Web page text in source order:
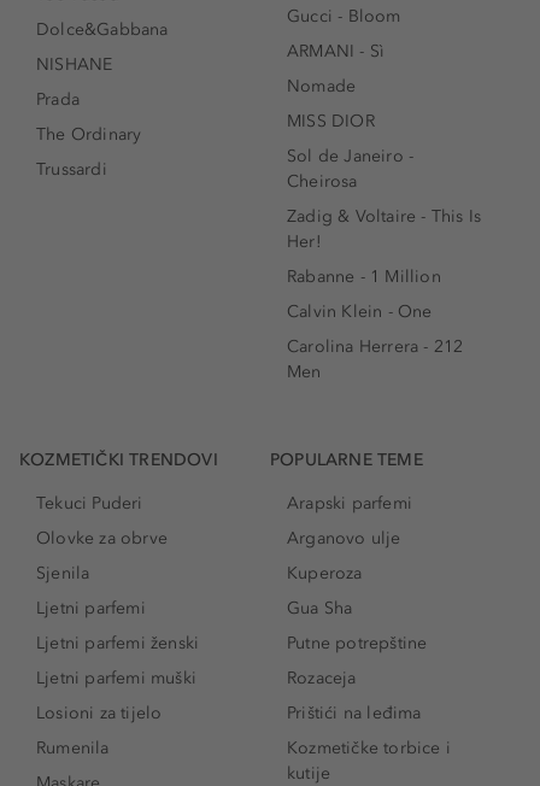
Dolce&Gabbana
NISHANE
Prada
The Ordinary
Trussardi
Gucci - Bloom
ARMANI - Sì
Nomade
MISS DIOR
Sol de Janeiro -
Cheirosa
Zadig & Voltaire - This Is
Her!
Rabanne - 1 Million
Calvin Klein - One
Carolina Herrera - 212
Men
KOZMETIČKI TRENDOVI
Tekuci Puderi
Olovke za obrve
Sjenila
Ljetni parfemi
Ljetni parfemi ženski
Ljetni parfemi muški
Losioni za tijelo
Rumenila
POPULARNE TEME
Arapski parfemi
Arganovo ulje
Kuperoza
Gua Sha
Putne potrepštine
Rozaceja
Prištići na leđima
Kozmetičke torbice i
kutije